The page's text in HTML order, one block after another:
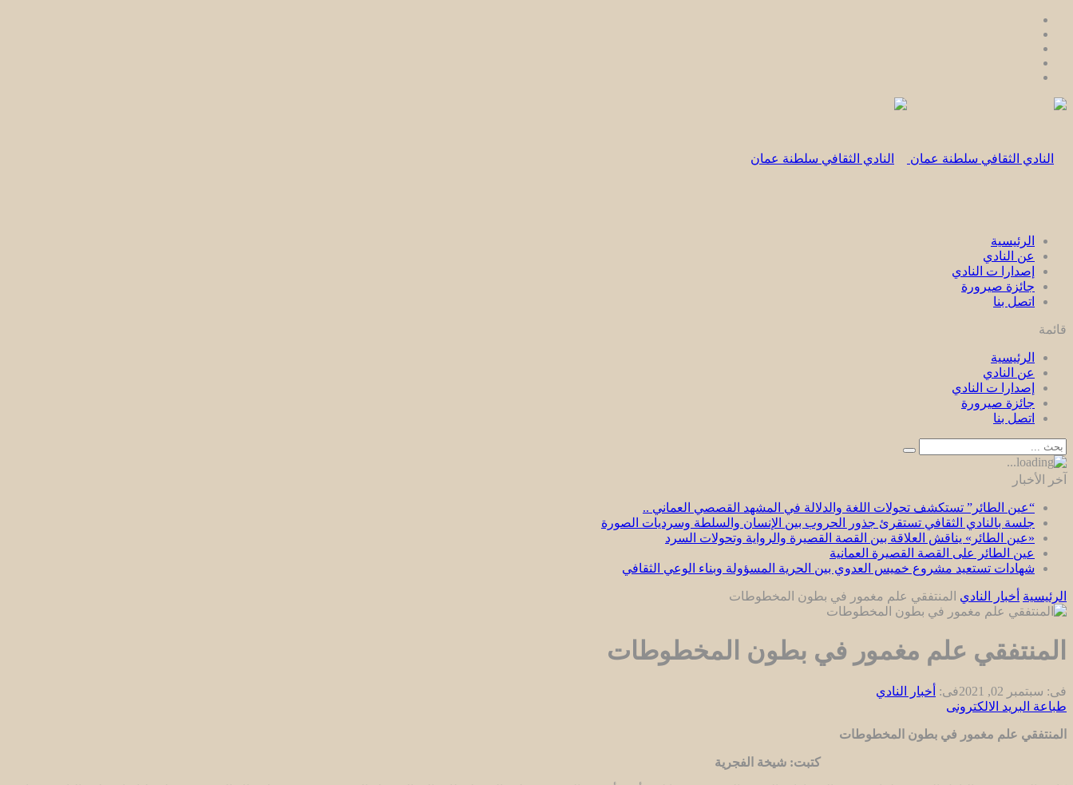
الرئيسية
عن النادي
إصدارا ت النادي
جائزة صيرورة
اتصل بنا
قائمة
الرئيسية
عن النادي
إصدارا ت النادي
جائزة صيرورة
اتصل بنا
آخر الأخبار
“عين الطائر” تستكشف تحولات اللغة والدلالة في المشهد القصصي العماني ..
جلسة بالنادي الثقافي تستقرئ جذور الحروب بين الإنسان والسلطة وسرديات الصورة
«عين الطائر» يناقش العلاقة بين القصة القصيرة والرواية وتحولات السرد
عين الطائر على القصة القصيرة العمانية
شهادات تستعيد مشروع خميس العدوي بين الحرية المسؤولة وبناء الوعي الثقافي
الرئيسية أخبار النادي المنتفقي علم مغمور في بطون المخطوطات
المنتفقي علم مغمور في بطون المخطوطات
فى: سبتمبر 02, 2021 فى: أخبار النادي
طباعة البريد الالكترونى
المنتفقي علم مغمور في بطون المخطوطات
كتبت: شيخة الفجرية